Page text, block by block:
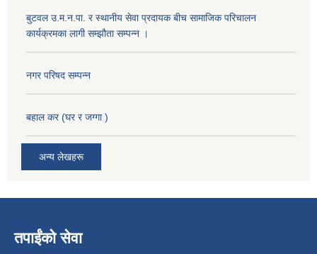
बुटवल उ.म.न.पा. र स्थानीय सेवा प्रदायक बीच सामाजिक परिचालन
कार्यक्रमका लागी सम्झौता सम्पन्न ।
नगर परिषद सम्पन्न
बहाल कर (घर र जग्गा )
अन्य लेखहरू
तपाईंको सेवा